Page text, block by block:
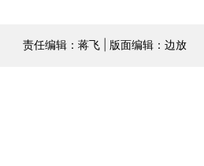
责任编辑：蒋飞 | 版面编辑：边放